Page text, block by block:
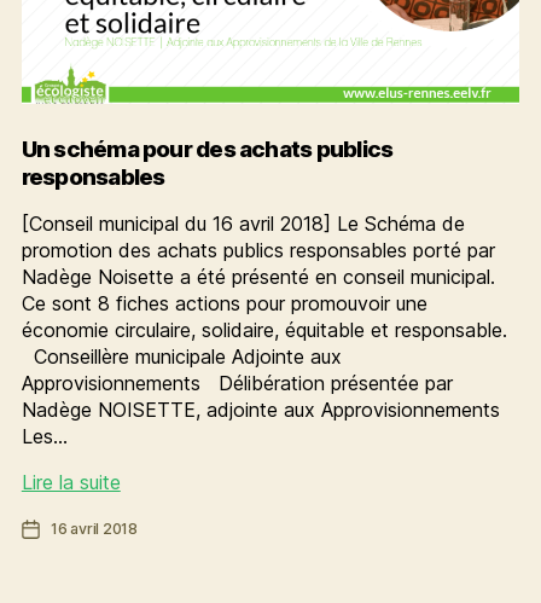
Un schéma pour des achats publics
responsables
[Conseil municipal du 16 avril 2018] Le Schéma de
promotion des achats publics responsables porté par
Nadège Noisette a été présenté en conseil municipal.
Ce sont 8 fiches actions pour promouvoir une
économie circulaire, solidaire, équitable et responsable.
Conseillère municipale Adjointe aux
Approvisionnements Délibération présentée par
Nadège NOISETTE, adjointe aux Approvisionnements
Les…
Lire la suiteUn
pour
Date16 avril 2018